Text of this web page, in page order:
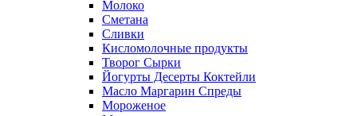
Молоко
Сметана
Сливки
Кисломолочные продукты
Творог Сырки
Йогурты Десерты Коктейли
Масло Маргарин Спреды
Мороженое